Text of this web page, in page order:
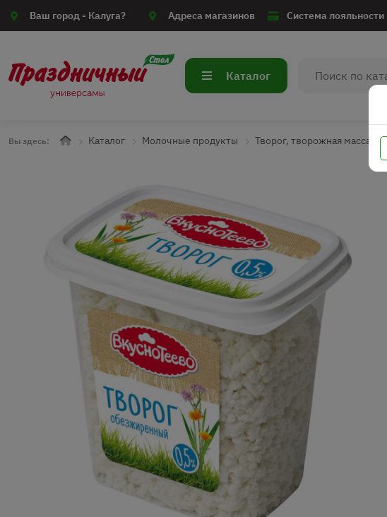
Ваш город - Калуга? Адреса магазинов Система лояльности
Каталог
Вы здесь: Каталог Молочные продукты Творог, творожная масса